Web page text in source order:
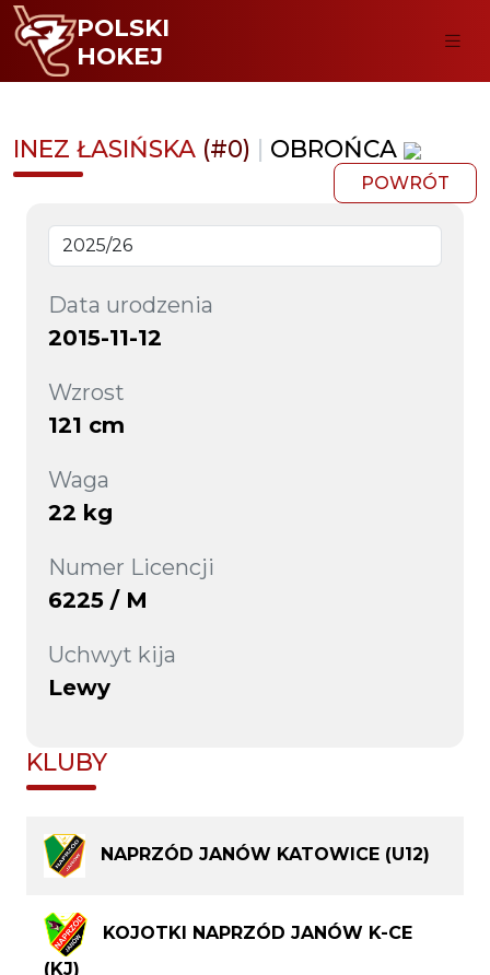
POLSKI
HOKEJ
INEZ ŁASIŃSKA (#0) | OBROŃCA
POWRÓT
Data urodzenia
2015-11-12
Wzrost
121 cm
Waga
22 kg
Numer Licencji
6225 / M
Uchwyt kija
Lewy
KLUBY
NAPRZÓD JANÓW KATOWICE (U12)
KOJOTKI NAPRZÓD JANÓW K-CE
(KJ)